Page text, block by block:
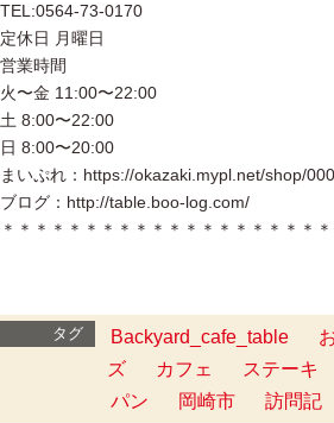
TEL:0564-73-0170
定休日 月曜日
営業時間
火〜金 11:00〜22:00
土 8:00〜22:00
日 8:00〜20:00
まいぷれ：https://okazaki.mypl.net/shop/
ブログ：http://table.boo-log.com/
＊＊＊＊＊＊＊＊＊＊＊＊＊＊＊＊＊＊＊＊
タグ Backyard_cafe_table
ズ
カフェ ステーキ
パン
岡崎市 訪問記